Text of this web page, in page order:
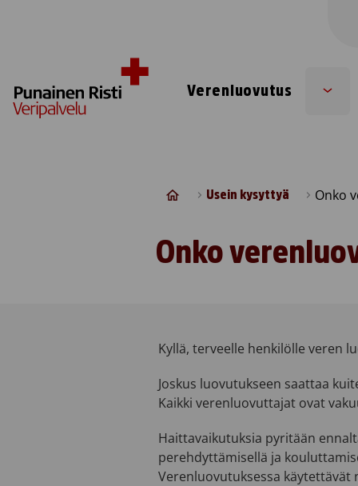
Verenluovutus
Usein kysyttyä Onko
Onko
Kyllä, terveelle henkilölle veren
Joskus luovutukseen saattaa
Kaikki verenluovuttajat ovat
Haittavaikutuksia pyritään
perehdyttämisellä ja
Verenluovutuksessa